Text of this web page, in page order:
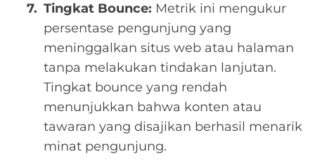
Tingkat Bounce: Metrik ini mengukur
persentase pengunjung yang
meninggalkan situs web atau halaman
tanpa melakukan tindakan lanjutan.
Tingkat bounce yang rendah
menunjukkan bahwa konten atau
tawaran yang disajikan berhasil menarik
minat pengunjung.